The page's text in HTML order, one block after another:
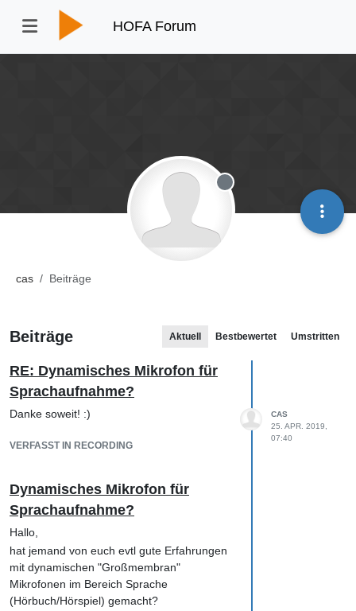
HOFA Forum
cas Beiträge
Offline
Beiträge Aktuell Bestbewertet Umstritten
RE: ​Dynamisches Mikrofon für
Sprachaufnahme?
Danke soweit! :)
VERFASST IN RECORDING
CAS
25. APR. 2019,
07:40
​Dynamisches Mikrofon für
Sprachaufnahme?
Hallo,
hat jemand von euch evtl gute Erfahrungen
mit dynamischen "Großmembran"
Mikrofonen im Bereich Sprache
(Hörbuch/Hörspiel) gemacht?